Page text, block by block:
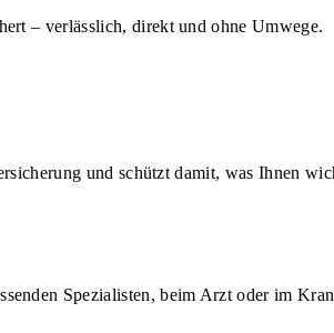
– verlässlich, direkt und ohne Umwege.
und schützt damit, was Ihnen
Spezialisten, beim Arzt oder im